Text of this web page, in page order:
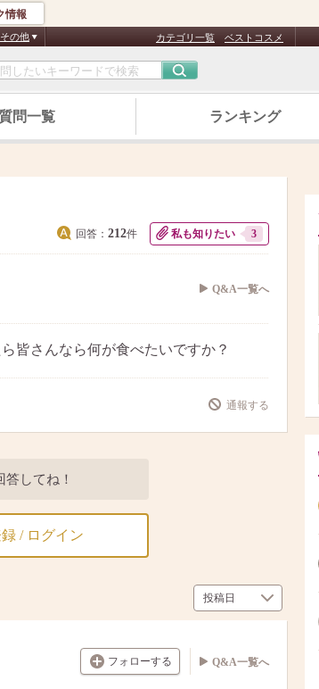
情報
その他 カテゴリ一覧 ベストコスメ
問一覧 ランキング
回答： 212件 私も知りたい 3
Q&A一覧へ
皆さんなら何が食べたいですか？
通報する
答してね！
/ ログイン
フォローする Q&A一覧へ